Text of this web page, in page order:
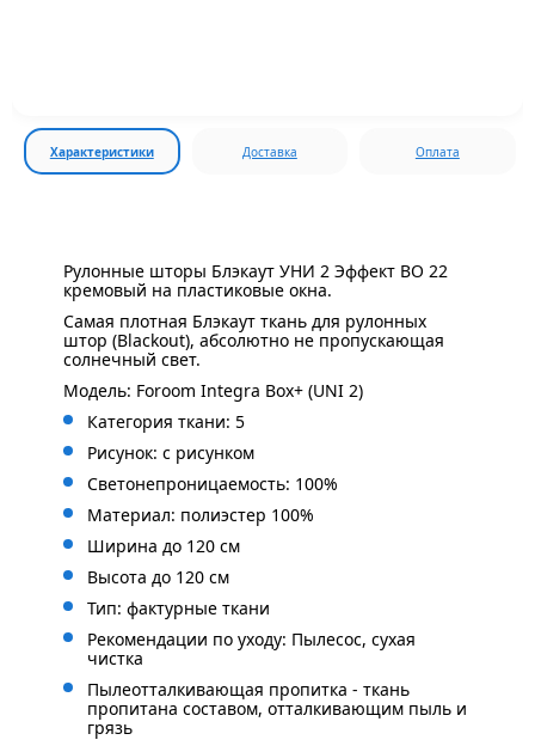
Характеристики Доставка Оплата
Рулонные шторы Блэкаут УНИ 2 Эффект BO 22
кремовый на пластиковые окна.
Самая плотная Блэкаут ткань для рулонных
штор (Blackout), абсолютно не пропускающая
солнечный свет.
Модель: Foroom Integra Box+ (UNI 2)
Категория ткани: 5
Рисунок: с рисунком
Светонепроницаемость: 100%
Материал: полиэстер 100%
Ширина до 120 см
Высота до 120 см
Тип: фактурные ткани
Рекомендации по уходу: Пылесос, сухая
чистка
Пылеотталкивающая пропитка - ткань
пропитана составом, отталкивающим пыль и
грязь